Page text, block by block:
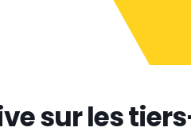
sur les